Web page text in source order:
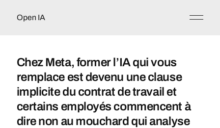
Open IA
Chez Meta, former l’IA qui vous
remplace est devenu une clause
implicite du contrat de travail et
certains employés commencent à
dire non au mouchard qui analyse